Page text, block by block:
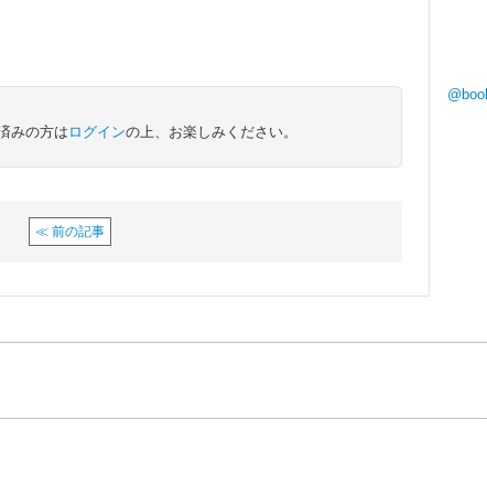
みの方は ログインの上、お楽しみください。
≪ 前の記事